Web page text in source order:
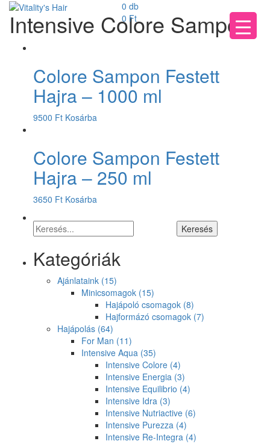
0 db
0 Ft
Intensive Colore Sampon
Colore Sampon Festett
Hajra – 1000 ml
9500 Ft Kosárba
Colore Sampon Festett
Hajra – 250 ml
3650 Ft Kosárba
Kategóriák
Ajánlataink (15)
Minicsomagok (15)
Hajápoló csomagok (8)
Hajformázó csomagok (7)
Hajápolás (64)
For Man (11)
Intensive Aqua (35)
Intensive Colore (4)
Intensive Energia (3)
Intensive Equilibrio (4)
Intensive Idra (3)
Intensive Nutriactive (6)
Intensive Purezza (4)
Intensive Re-Integra (4)